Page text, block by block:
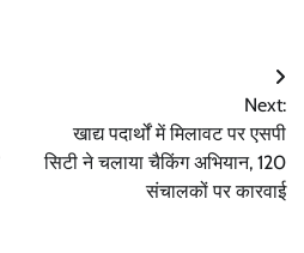
Next:
खाद्य पदार्थों में मिलावट पर एसपी
सिटी ने चलाया चैकिंग अभियान, 120
संचालकों पर कारवाई